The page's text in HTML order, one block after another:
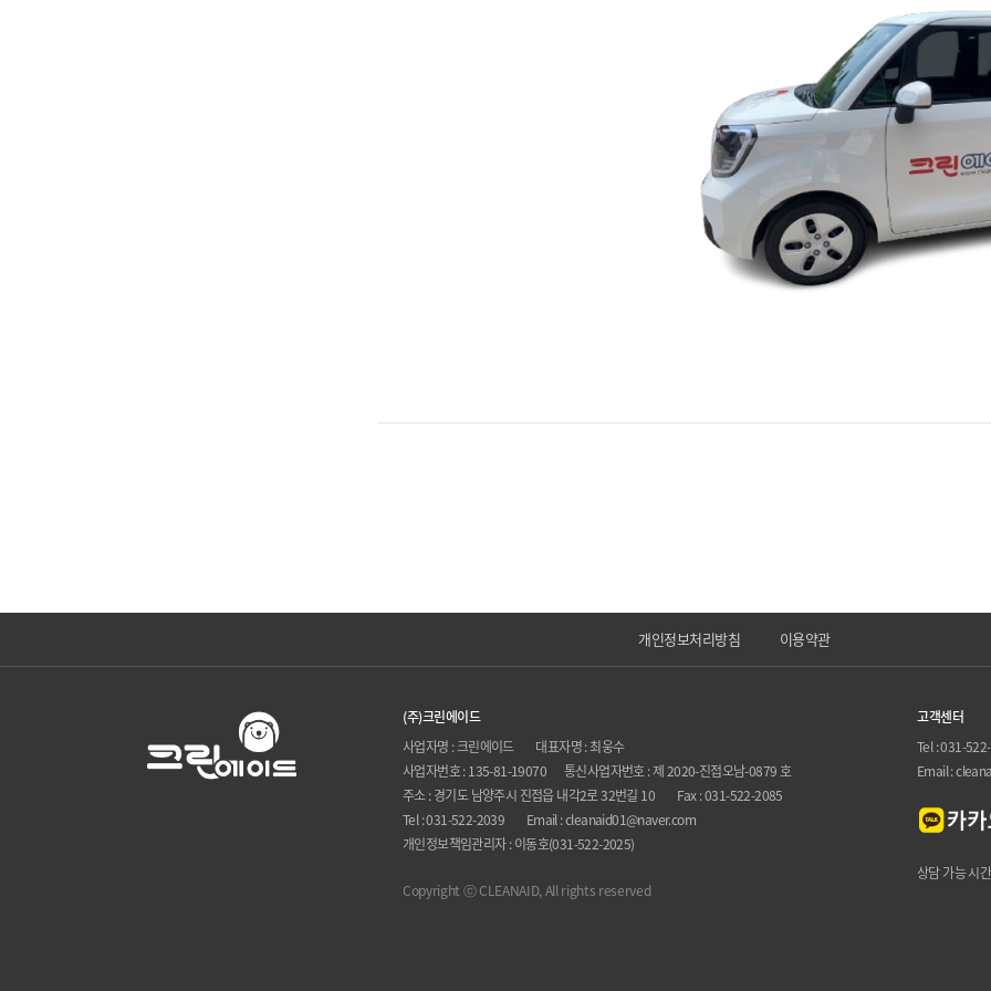
개인정보처리방침 이용약관
(주)크린에이드
사업자명 : 크린에이드
대표자명 : 최웅수
사업자번호 : 135-81-19070
통신사업자번호 : 제 2020-진접오남-0879 호
주소 : 경기도 남양주시 진접읍 내각2로 32번길 10
Fax : 031-522-2085
Tel : 031-522-2039
Email : cleanaid01@naver.com
개인정보책임관리자 : 이동호(031-522-2025)
Copyright ⓒ CLEANAID, All rights reserved
고객센터
Tel : 031-
Email :
상담 가능 시